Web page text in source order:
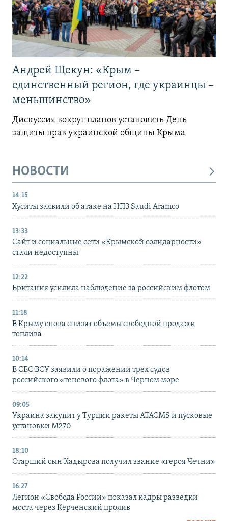
Андрей Щекун: «Крым –
единственный регион, где украинцы –
меньшинство»
Дискуссия вокруг планов установить День
защиты прав украинской общины Крыма
НОВОСТИ
14:15
Хуситы заявили об атаке на НПЗ Saudi Aramco
13:33
Сайт и социальные сети «Крымской солидарности»
стали недоступны
12:22
Британия усилила наблюдение за российским флотом
11:18
В Крыму снова снизят объемы свободной продажи
топлива
10:14
В СБС ВСУ заявили о поражении трех судов
российского «теневого флота» в Черном море
09:05
Украина закупит у Турции ракеты ATACMS и пусковые
установки M270
18:10
Старший сын Кадырова получил звание «героя Чечни»
16:27
Легион «Свобода России» показал кадры разведки
моста через Керченский пролив